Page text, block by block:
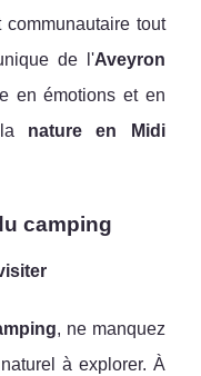
tout
de l'Aveyron
en émotions et en
nature en Midi
camping
, ne manquez
à explorer. À